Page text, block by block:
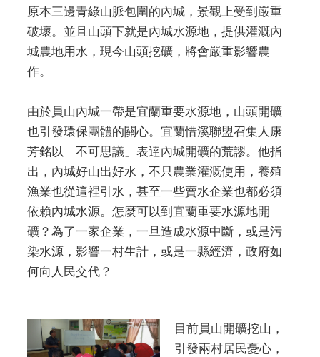
原本三邊青綠山脈包圍的內城，景觀上受到嚴重
破壞。並且山頭下就是內城水源地，提供灌溉內
城農地用水，現今山頭挖礦，將會嚴重影響農
作。
由於員山內城一帶是宜蘭重要水源地，山頭開礦
也引發環保團體的關心。宜蘭惜溪聯盟召集人康
芳銘以「不可思議」表達內城開礦的荒謬。他指
出，內城好山出好水，不只農業灌溉使用，養殖
漁業也從這裡引水，甚至一些賣水企業也都必須
依賴內城水源。怎麼可以到宜蘭重要水源地開
礦？為了一家企業，一旦造成水源中斷，或是污
染水源，影響一村生計，或是一縣經濟，政府如
何向人民交代？
目前員山開礦挖山，
引發兩村居民憂心，